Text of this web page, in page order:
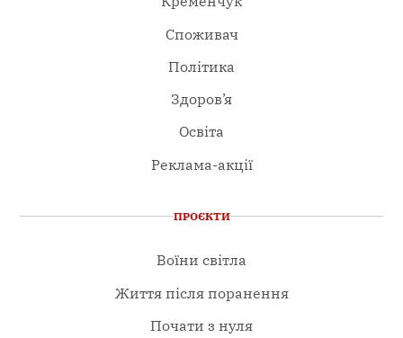
Споживач
Політика
Здоров’я
Освіта
Реклама-акції
ПРОЄКТИ
Воїни світла
Життя після поранення
Почати з нуля